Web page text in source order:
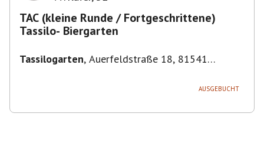
TAC (kleine Runde / Fortgeschrittene)
Tassilo- Biergarten
Tassilogarten, Auerfeldstraße 18, 81541
AUSGEBUCHT